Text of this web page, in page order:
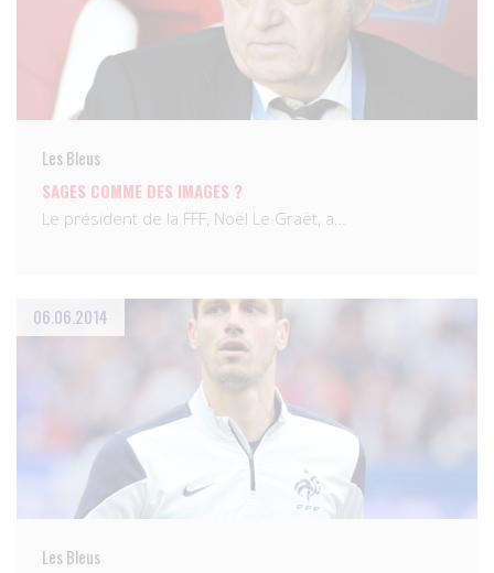
Les Bleus
SAGES COMME DES IMAGES ?
Le président de la FFF, Noël Le Graët, a…
06.06.2014
Les Bleus